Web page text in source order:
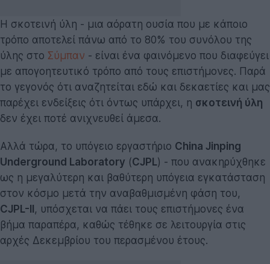
Η σκοτεινή ύλη - μια αόρατη ουσία που με κάποιο
τρόπο αποτελεί πάνω από το 80% του συνόλου της
ύλης στο Σύμπαν - είναι ένα φαινόμενο που διαφεύγει
με απογοητευτικό τρόπο από τους επιστήμονες. Παρά
το γεγονός ότι αναζητείται εδώ και δεκαετίες και μας
παρέχει ενδείξεις ότι όντως υπάρχει, η σκοτεινή ύλη
δεν έχει ποτέ ανιχνευθεί άμεσα.
Αλλά τώρα, το υπόγειο εργαστήριο China Jinping
Underground Laboratory (CJPL) - που ανακηρύχθηκε
ως η μεγαλύτερη και βαθύτερη υπόγεια εγκατάσταση
στον κόσμο μετά την αναβαθμισμένη φάση του,
CJPL-II, υπόσχεται να πάει τους επιστήμονες ένα
βήμα παραπέρα, καθώς τέθηκε σε λειτουργία στις
αρχές Δεκεμβρίου του περασμένου έτους.